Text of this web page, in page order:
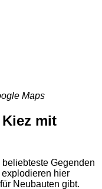
Maps
mit
Gegenden
hier
Neubauten gibt.